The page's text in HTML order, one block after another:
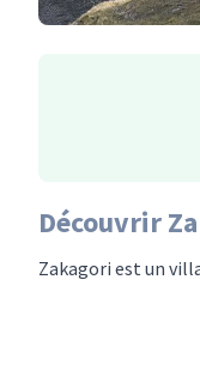
Découvrir
Zakagori est un